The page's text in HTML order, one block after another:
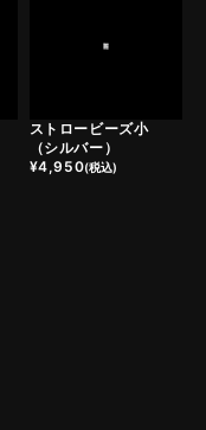
ストロービーズ小
（シルバー）
¥4,950(税込)